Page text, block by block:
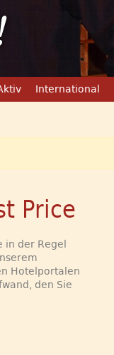
International
Price
der Regel
Hotelportalen
den Sie